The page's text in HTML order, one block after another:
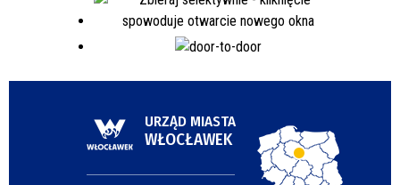
URZĄD MIASTA
WŁOCŁAWEK